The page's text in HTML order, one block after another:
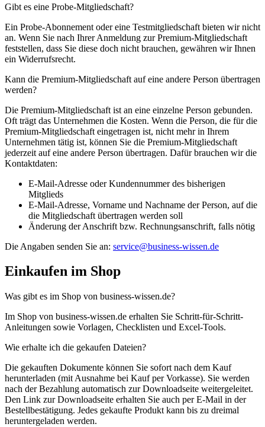
Gibt es eine Probe-Mitgliedschaft?
Ein Probe-Abonnement oder eine Testmitgliedschaft bieten wir nicht
an. Wenn Sie nach Ihrer Anmeldung zur Premium-Mitgliedschaft
feststellen, dass Sie diese doch nicht brauchen, gewähren wir Ihnen
ein Widerrufsrecht.
Kann die Premium-Mitgliedschaft auf eine andere Person übertragen
werden?
Die Premium-Mitgliedschaft ist an eine einzelne Person gebunden.
Oft trägt das Unternehmen die Kosten. Wenn die Person, die für die
Premium-Mitgliedschaft eingetragen ist, nicht mehr in Ihrem
Unternehmen tätig ist, können Sie die Premium-Mitgliedschaft
jederzeit auf eine andere Person übertragen. Dafür brauchen wir die
Kontaktdaten:
E-Mail-Adresse oder Kundennummer des bisherigen
Mitglieds
E-Mail-Adresse, Vorname und Nachname der Person, auf die
die Mitgliedschaft übertragen werden soll
Änderung der Anschrift bzw. Rechnungsanschrift, falls nötig
Die Angaben senden Sie an: service@business-wissen.de
Einkaufen im Shop
Was gibt es im Shop von business-wissen.de?
Im Shop von business-wissen.de erhalten Sie Schritt-für-Schritt-
Anleitungen sowie Vorlagen, Checklisten und Excel-Tools.
Wie erhalte ich die gekaufen Dateien?
Die gekauften Dokumente können Sie sofort nach dem Kauf
herunterladen (mit Ausnahme bei Kauf per Vorkasse). Sie werden
nach der Bezahlung automatisch zur Downloadseite weitergeleitet.
Den Link zur Downloadseite erhalten Sie auch per E-Mail in der
Bestellbestätigung. Jedes gekaufte Produkt kann bis zu dreimal
heruntergeladen werden.